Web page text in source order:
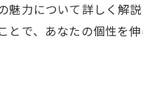
力について詳しく解説
とで、あなたの個性を